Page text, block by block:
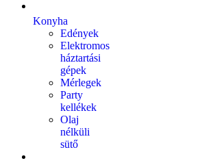
Konyha
Edények
Elektromos
háztartási
gépek
Mérlegek
Party
kellékek
Olaj
nélküli
sütő